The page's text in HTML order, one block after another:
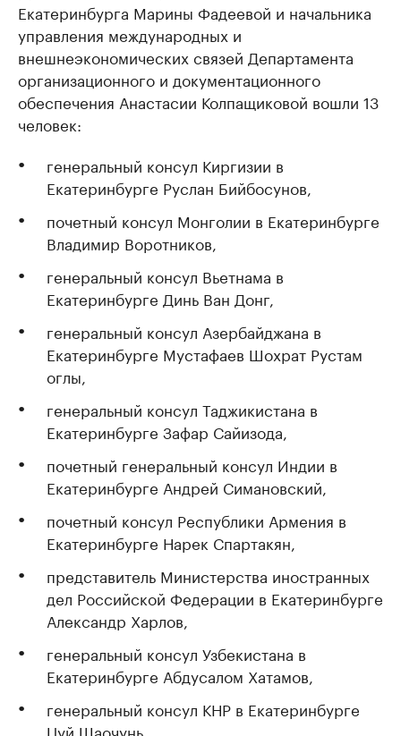
Екатеринбурга Марины Фадеевой и начальника
управления международных и
внешнеэкономических связей Департамента
организационного и документационного
обеспечения Анастасии Колпащиковой вошли 13
человек:
генеральный консул Киргизии в
Екатеринбурге Руслан Бийбосунов,
почетный консул Монголии в Екатеринбурге
Владимир Воротников,
генеральный консул Вьетнама в
Екатеринбурге Динь Ван Донг,
генеральный консул Азербайджана в
Екатеринбурге Мустафаев Шохрат Рустам
оглы,
генеральный консул Таджикистана в
Екатеринбурге Зафар Сайизода,
почетный генеральный консул Индии в
Екатеринбурге Андрей Симановский,
почетный консул Республики Армения в
Екатеринбурге Нарек Спартакян,
представитель Министерства иностранных
дел Российской Федерации в Екатеринбурге
Александр Харлов,
генеральный консул Узбекистана в
Екатеринбурге Абдусалом Хатамов,
генеральный консул КНР в Екатеринбурге
Цуй Шаочунь,